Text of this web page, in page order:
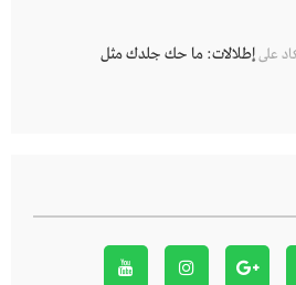
علىإطلالات: ما حك جلدك مثل